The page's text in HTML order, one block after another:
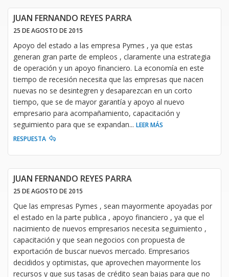
JUAN FERNANDO REYES PARRA
25 DE AGOSTO DE 2015
Apoyo del estado a las empresa Pymes , ya que estas
generan gran parte de empleos , claramente una estrategia
de operación y un apoyo financiero. La economía en este
tiempo de recesión necesita que las empresas que nacen
nuevas no se desintegren y desaparezcan en un corto
tiempo, que se de mayor garantía y apoyo al nuevo
empresario para acompañamiento, capacitación y
seguimiento para que se expandan... LEER MÁS
RESPUESTA
JUAN FERNANDO REYES PARRA
25 DE AGOSTO DE 2015
Que las empresas Pymes , sean mayormente apoyadas por
el estado en la parte publica , apoyo financiero , ya que el
nacimiento de nuevos empresarios necesita seguimiento ,
capacitación y que sean negocios con propuesta de
exportación de buscar nuevos mercado. Empresarios
decididos y optimistas, que aprovechen mayormente los
recursos y que sus tasas de crédito sean bajas para que no